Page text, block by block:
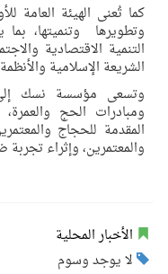
كما تُعنى الهيئة العامة
وتطويرها وتنميتها،
التنمية الاقتصادية
الشريعة الإسلامية
وتسعى مؤسسة نسك
ومبادرات الحج
المقدمة للحجاج
والمعتمرين، وإثراء
الأخبار المحلية
لا يوجد وسوم